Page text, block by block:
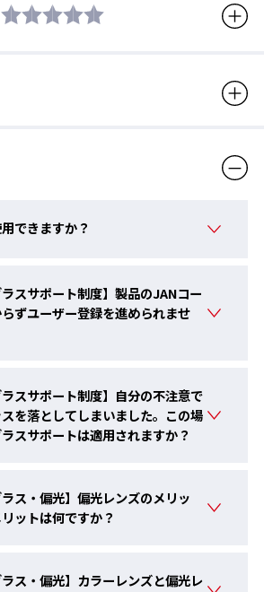
イトグリーン（両面マルチコート）
ン系の水質を見る際に目になじみやすいレ
い状況や、木の影となる障害物にルアー
視界を確保します。
フレーム : ナイロン、レンズ :
庭用品品質表示法に則り、フ
レーム：プラスチック、レン
できますか？
ラスサポート制度】製品のJANコー
ずユーザー登録を進められませ
ラスサポート制度】自分の不注意で
を落としてしまいました。この場
スサポートは適用されますか？
ラス・偏光】偏光レンズのメリッ
ットは何ですか？
ラス・偏光】カラーレンズと偏光レ